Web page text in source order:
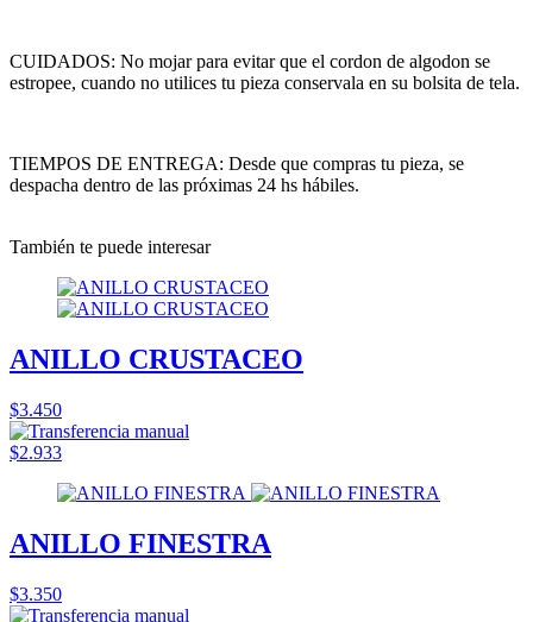
CUIDADOS: No mojar para evitar que el cordon de algodon se
estropee, cuando no utilices tu pieza conservala en su bolsita de tela.
TIEMPOS DE ENTREGA: Desde que compras tu pieza, se
despacha dentro de las próximas 24 hs hábiles.
También te puede interesar
ANILLO CRUSTACEO
$3.450
$2.933
ANILLO FINESTRA
$3.350